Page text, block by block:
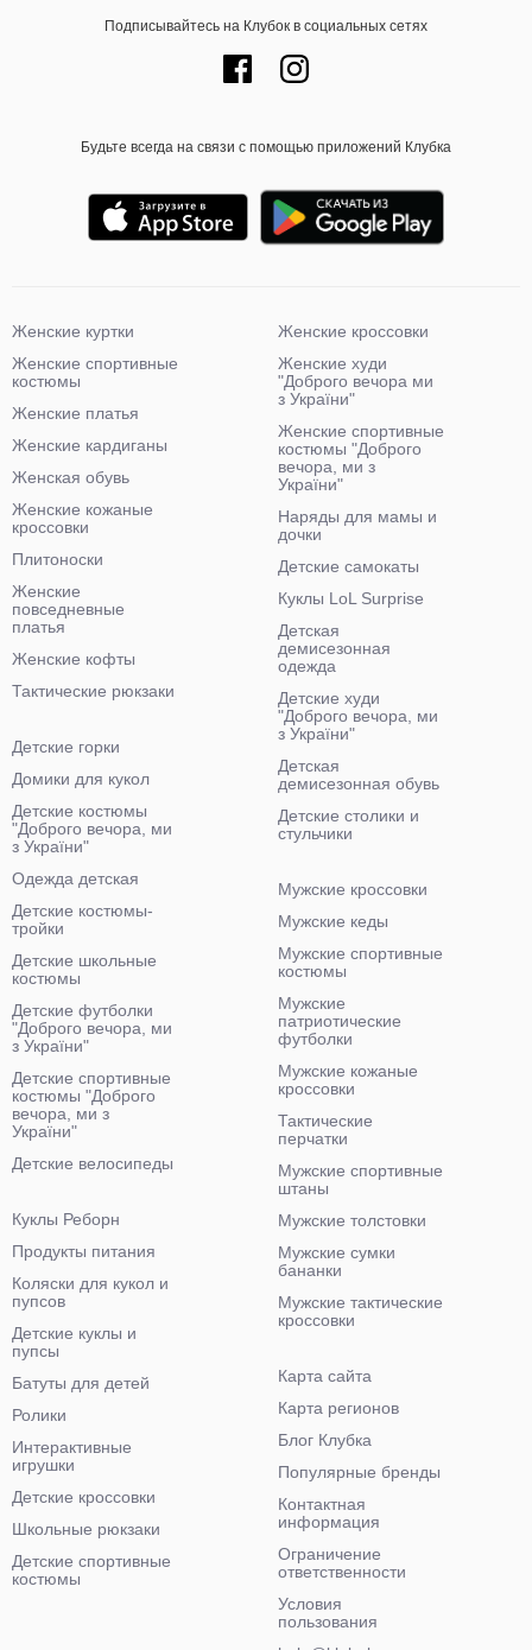
Подписывайтесь на Клубок в социальных сетях
Будьте всегда на связи с помощью приложений Клубка
Женские куртки
Женские спортивные
костюмы
Женские платья
Женские кардиганы
Женская обувь
Женские кожаные
кроссовки
Плитоноски
Женские
повседневные
платья
Женские кофты
Тактические рюкзаки
Женские кроссовки
Женские худи
"Доброго вечора ми
з України"
Женские спортивные
костюмы "Доброго
вечора, ми з
України"
Наряды для мамы и
дочки
Детские самокаты
Куклы LoL Surprise
Детская
демисезонная
одежда
Детские худи
"Доброго вечора, ми
з України"
Детская
демисезонная обувь
Детские столики и
стульчики
Детские горки
Домики для кукол
Детские костюмы
"Доброго вечора, ми
з України"
Одежда детская
Детские костюмы-
тройки
Детские школьные
костюмы
Детские футболки
"Доброго вечора, ми
з України"
Детские спортивные
костюмы "Доброго
вечора, ми з
України"
Детские велосипеды
Мужские кроссовки
Мужские кеды
Мужские спортивные
костюмы
Мужские
патриотические
футболки
Мужские кожаные
кроссовки
Тактические
перчатки
Мужские спортивные
штаны
Мужские толстовки
Мужские сумки
бананки
Мужские тактические
кроссовки
Куклы Реборн
Продукты питания
Коляски для кукол и
пупсов
Детские куклы и
пупсы
Батуты для детей
Ролики
Интерактивные
игрушки
Детские кроссовки
Школьные рюкзаки
Детские спортивные
костюмы
Карта сайта
Карта регионов
Блог Клубка
Популярные бренды
Контактная
информация
Ограничение
ответственности
Условия
пользования